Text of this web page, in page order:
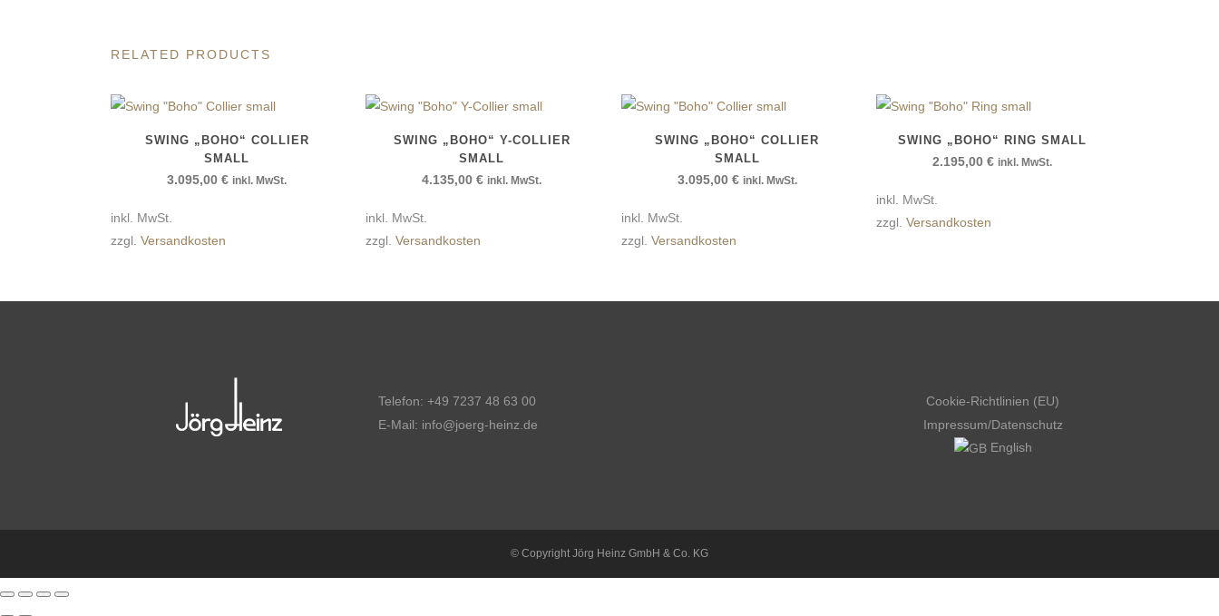
RELATED PRODUCTS
SWING „BOHO“ COLLIER
SMALL
3.095,00€ inkl. MwSt.
inkl. MwSt.
zzgl. Versandkosten
SWING „BOHO“ Y-COLLIER
SMALL
4.135,00€ inkl. MwSt.
inkl. MwSt.
zzgl.Versandkosten
SWING „BOHO“ COLLIER
SMALL
3.095,00 € inkl. MwSt.
inkl. MwSt.
zzgl. Versandkosten
SWING „BOHO“ RING SMALL
2.195,00 € inkl. MwSt.
inkl. MwSt.
zzgl. Versandkosten
Telefon: +49 7237 48 63 00
E-Mail: info@joerg-heinz.de
Cookie-Richtlinien (EU)
Impressum/Datenschutz
English
© Copyright Jörg Heinz GmbH & Co. KG